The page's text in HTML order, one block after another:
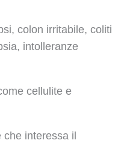
colon irritabile, coliti
intolleranze
cellulite e
interessa il